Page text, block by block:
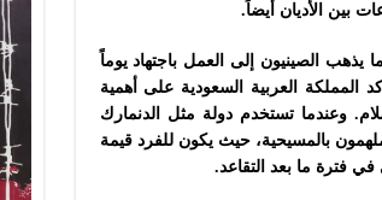
بين الأديان أيضاً.
يذهب الصينيون إلى العمل باجتهاد يوماً
المملكة العربية السعودية على أهمية
وعندما تستخدم دولة مثل الدنمارك
بالمسيحية، حيث يكون للفرد قيمة
فترة ما بعد التقاعد.